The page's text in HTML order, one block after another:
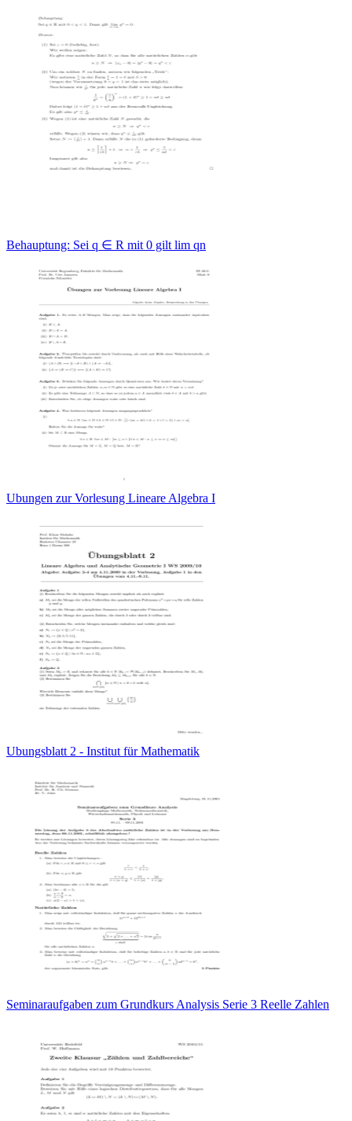
Behauptung: Sei q ∈ R mit 0 gilt lim qn
Ubungen zur Vorlesung Lineare Algebra I
Ubungsblatt 2 - Institut für Mathematik
Seminaraufgaben zum Grundkurs Analysis Serie 3 Reelle Zahlen